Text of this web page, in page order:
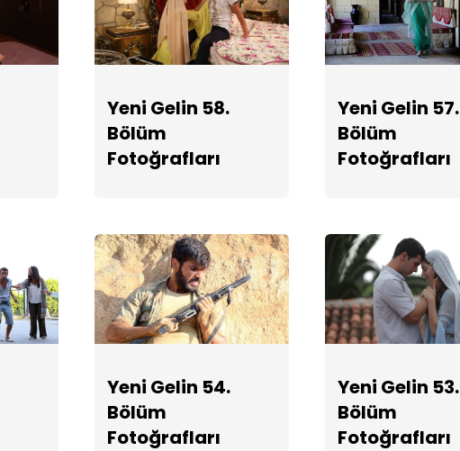
Yeni Gelin 58.
Bölüm
Fotoğrafları
Yeni Gelin 57.
Bölüm
Fotoğrafları
Yeni Gelin 54.
Bölüm
Fotoğrafları
Yeni Gelin 53.
Bölüm
Fotoğrafları